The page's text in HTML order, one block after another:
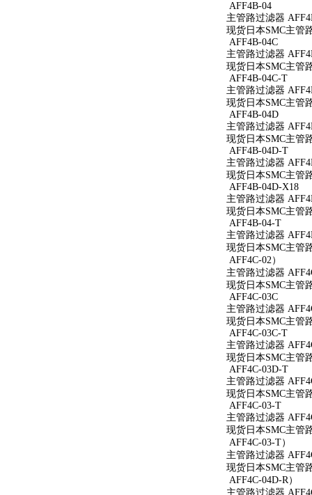
AFF4B-04
主管路过滤器
现货日本SMC主管
AFF4B-04C
主管路过滤器
现货日本SMC主管
AFF4B-04C-T
主管路过滤器
现货日本SMC主管
AFF4B-04D
主管路过滤器
现货日本SMC主管
AFF4B-04D-T
主管路过滤器
现货日本SMC主管
AFF4B-04D-X18
主管路过滤器
现货日本SMC主管
AFF4B-04-T
主管路过滤器
现货日本SMC主管
AFF4C-02）
主管路过滤器
现货日本SMC主管
AFF4C-03C
主管路过滤器
现货日本SMC主管
AFF4C-03C-T
主管路过滤器
现货日本SMC主管
AFF4C-03D-T
主管路过滤器
现货日本SMC主管
AFF4C-03-T
主管路过滤器
现货日本SMC主管
AFF4C-03-T）
主管路过滤器
现货日本SMC主管
AFF4C-04D-R）
主管路过滤器